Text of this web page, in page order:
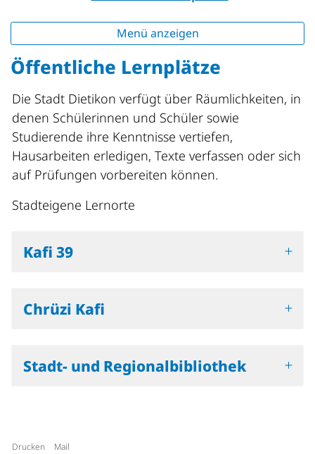
Menü anzeigen
Öffentliche Lernplätze
Die Stadt Dietikon verfügt über Räumlichkeiten, in
denen Schülerinnen und Schüler sowie
Studierende ihre Kenntnisse vertiefen,
Hausarbeiten erledigen, Texte verfassen oder sich
auf Prüfungen vorbereiten können.
Stadteigene Lernorte
Kafi 39
Chrüzi Kafi
Stadt- und Regionalbibliothek
Drucken Mail